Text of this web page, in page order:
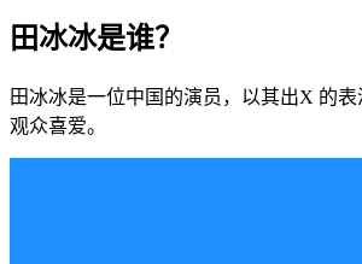
田冰冰是谁？
田冰冰是一位中国的演员，以其出X 的表
观众喜爱。